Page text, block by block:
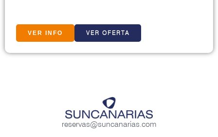
VER INFO VER OFERTA
reservas@suncanarias.com